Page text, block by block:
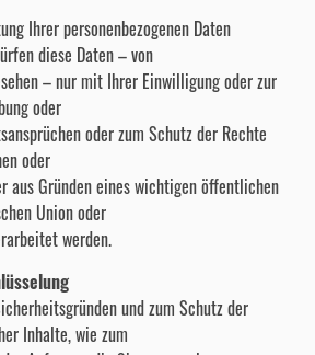
Ihrer personenbezogenen Daten
diese Daten – von
– nur mit Ihrer Einwilligung oder zur
oder
oder zum Schutz der Rechte
oder
aus Gründen eines wichtigen öffentlichen
Union oder
werden.
und zum Schutz der
Inhalte, wie zum